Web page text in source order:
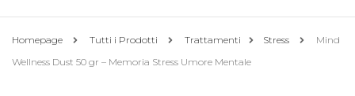
Online Tisane
Homepage Tutti i Prodotti Trattamenti Stress
Mind
Wellness Dust 50 gr – Memoria Stress Umore Mentale